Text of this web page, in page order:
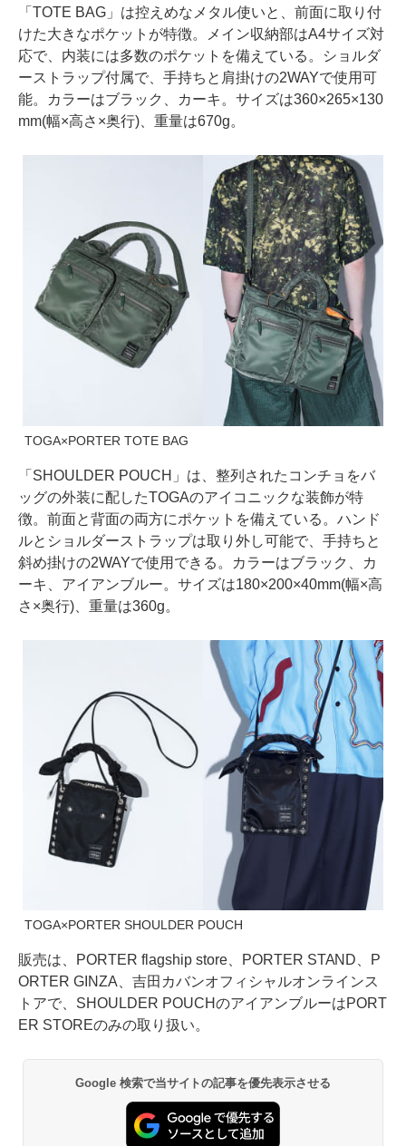
「TOTE BAG」は控えめなメタル使いと、前面に取り付
けた大きなポケットが特徴。メイン収納部はA4サイズ対
応で、内装には多数のポケットを備えている。ショルダ
ーストラップ付属で、手持ちと肩掛けの2WAYで使用可
能。カラーはブラック、カーキ。サイズは360×265×130
mm(幅×高さ×奥行)、重量は670g。
TOGA×PORTER TOTE BAG
「SHOULDER POUCH」は、整列されたコンチョをバ
ッグの外装に配したTOGAのアイコニックな装飾が特
徴。前面と背面の両方にポケットを備えている。ハンド
ルとショルダーストラップは取り外し可能で、手持ちと
斜め掛けの2WAYで使用できる。カラーはブラック、カ
ーキ、アイアンブルー。サイズは180×200×40mm(幅×高
さ×奥行)、重量は360g。
TOGA×PORTER SHOULDER POUCH
販売は、PORTER flagship store、PORTER STAND、P
ORTER GINZA、吉田カバンオフィシャルオンラインス
トアで、SHOULDER POUCHのアイアンブルーはPORT
ER STOREのみの取り扱い。
Google 検索で当サイトの記事を優先表示させる